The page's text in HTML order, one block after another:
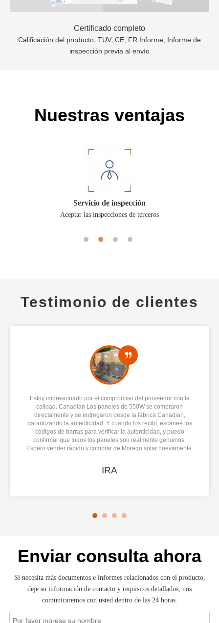
Certificado completo
Calificación del producto, TUV, CE, FR Informe, Informe de
inspección previa al envío
Nuestras ventajas
Servicio de inspección
Aceptar las inspecciones de terceros
Testimonio de clientes
Estoy impresionado por el compromiso del proveedor con la
calidad. Canadian Los paneles de 550W se compraron
directamente y se entregaron desde la fábrica Canadian,
garantizando la autenticidad. Y cuando los recibí, escaneé los
códigos de barras para verificar la autenticidad, y puedo
confirmar que todos los paneles son realmente genuinos.
Espero vender rápido y comprar de Morego solar nuevamente.
IRA
Enviar consulta ahora
Si necesita más documentos e informes relacionados con el producto,
deje su información de contacto y requisitos detallados, nos
comunicaremos con usted dentro de las 24 horas.